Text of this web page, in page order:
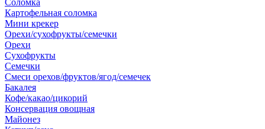
Соломка
Картофельная соломка
Мини крекер
Орехи/сухофрукты/семечки
Орехи
Сухофрукты
Семечки
Смеси орехов/фруктов/ягод/семечек
Бакалея
Кофе/какао/цикорий
Консервация овощная
Майонез